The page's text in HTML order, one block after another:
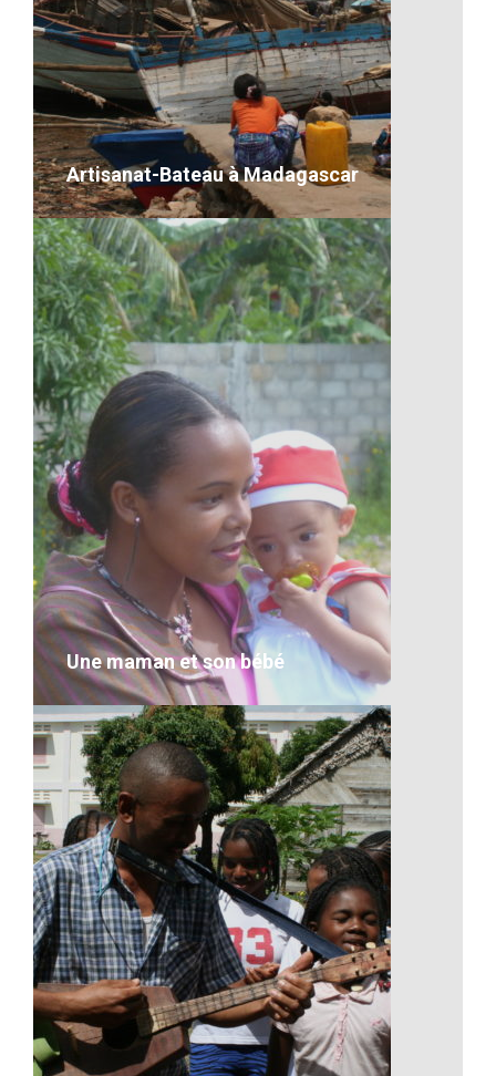
Le marché malgache
VOIR LE DÉTAIL
Artisanat-Bateau à Madagascar
Artisanat-Bateau à Madagascar
VOIR LE DÉTAIL
Une maman et son bébé
Une maman et son bébé